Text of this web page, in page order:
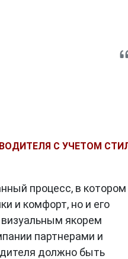
С УЧЕТОМ
процесс, в котором
и комфорт, но и его
якорем
партнерами и
должно быть